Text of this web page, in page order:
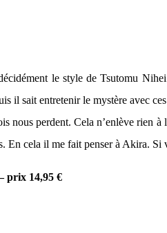
le style de Tsutomu
il sait entretenir le mystère avec
perdent. Cela n’enlève rien
cela il me fait penser à Akira. Si
prix 14,95 €